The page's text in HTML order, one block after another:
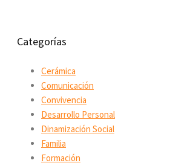
Categorías
Cerámica
Comunicación
Convivencia
Desarrollo Personal
Dinamización Social
Familia
Formación